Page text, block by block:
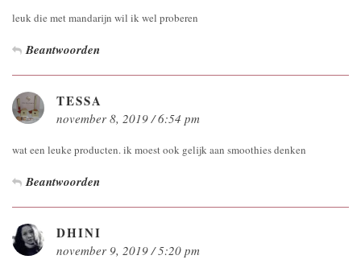
leuk die met mandarijn wil ik wel proberen
Beantwoorden
TESSA
november 8, 2019 / 6:54 pm
wat een leuke producten. ik moest ook gelijk aan smoothies denken
Beantwoorden
DHINI
november 9, 2019 / 5:20 pm